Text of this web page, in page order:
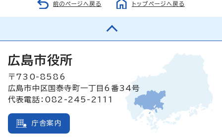
前のページへ戻る トップページへ戻る
広島市役所
〒730-8586
広島市中区国泰寺町一丁目6番34号
代表電話：082-245-2111
庁舎案内